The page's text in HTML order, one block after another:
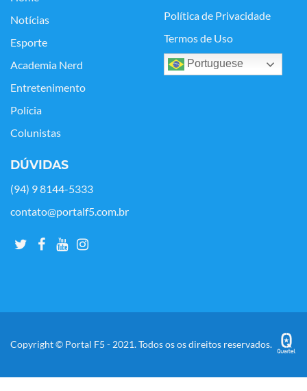
Notícias
Esporte
Academia Nerd
Entretenimento
Polícia
Colunistas
Política de Privacidade
Termos de Uso
Portuguese
DÚVIDAS
(94) 9 8144-5333
contato@portalf5.com.br
Copyright © Portal F5 - 2021. Todos os os direitos reservados.